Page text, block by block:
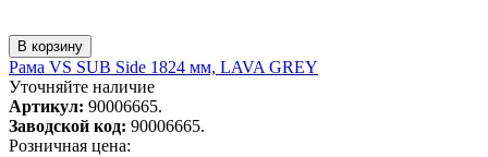
В корзину
Рама VS SUB Side 1824 мм, LAVA GREY
Уточняйте наличие
Артикул: 90006665.
Заводской код: 90006665.
Розничная цена: